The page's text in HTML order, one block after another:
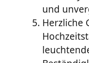
und
Herzliche